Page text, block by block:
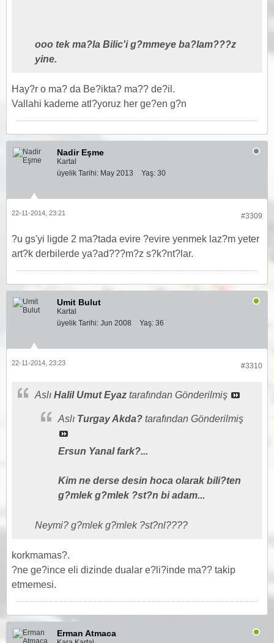
ooo tek ma?la Bilic'i g?mmeye ba?lam???z
yine.
Hay?r o ma? da Be?ikta? ma?? de?il.
Vallahi kademe atl?yoruz her ge?en g?n
Nadir Eşme
Kartal
üyelik Tarihi: May 2013 Yaş: 30
#3309
22-11-2014, 23:21
?u gs'yi ligde 2 ma?tada evire ?evire yenmek laz?m yeter
art?k derbilerde ya?ad???m?z s?k?nt?lar.
Umit Bulut
Kartal
üyelik Tarihi: Jun 2008 Yaş: 36
#3310
22-11-2014, 23:23
Aslı Halil Umut Eyaz tarafından Gönderilmiş
Aslı Turgay Akda? tarafından Gönderilmiş
Ersun Yanal fark?...
Kim ne derse desin hoca olarak bili?ten
g?mlek g?mlek ?st?n bi adam...
Neymi? g?mlek g?mlek ?st?nl????
korkmamas?.
?ne ge?ince eli dizinde dualar e?li?inde ma?? takip
etmemesi.
Erman Atmaca